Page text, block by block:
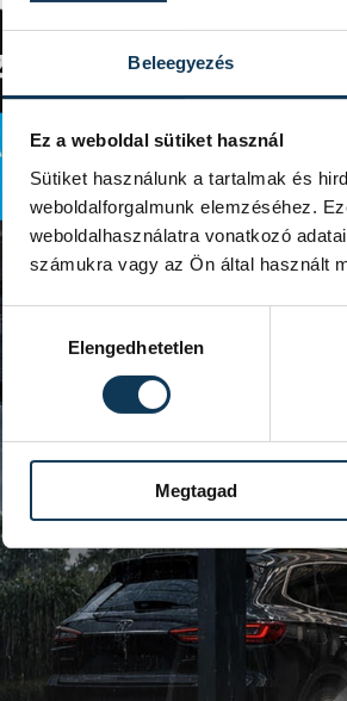
Beleegyezés
Ez a weboldal sütiket használ
Sütiket használunk a tartalmak és
weboldalforgalmunk elemzéséhez.
weboldalhasználatra vonatkozó
számukra vagy az Ön által használt
Hozzájárulás kiválasztása
Elengedhetetlen
Megtagad